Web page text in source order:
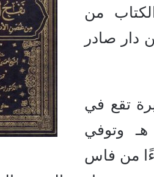
من
عباس، سنة 1968 م عن دار صادر
تقع في
القطر الجزائري سنة 986، هـ وتوفي
بدءًا من فاس